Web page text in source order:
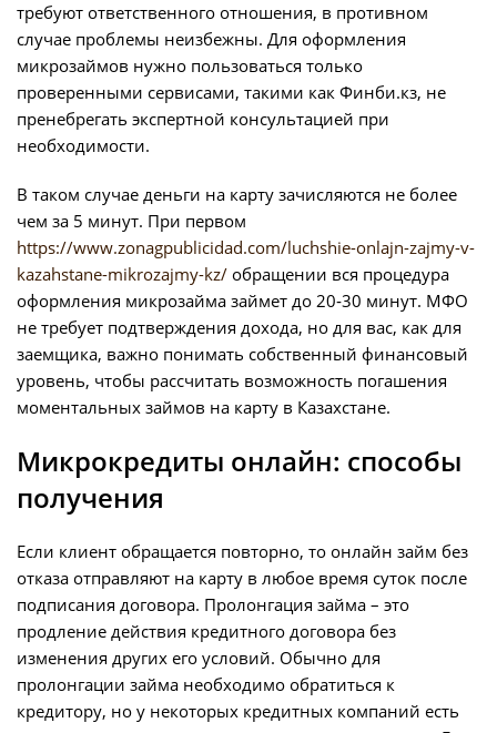
требуют ответственного отношения, в противном
случае проблемы неизбежны. Для оформления
микрозаймов нужно пользоваться только
проверенными сервисами, такими как Финби.кз, не
пренебрегать экспертной консультацией при
необходимости.
В таком случае деньги на карту зачисляются не более
чем за 5 минут. При первом
https://www.zonagpublicidad.com/luchshie-onlajn-zajmy-v-
kazahstane-mikrozajmy-kz/ обращении вся процедура
оформления микрозайма займет до 20‑30 минут. МФО
не требует подтверждения дохода, но для вас, как для
заемщика, важно понимать собственный финансовый
уровень, чтобы рассчитать возможность погашения
моментальных займов на карту в Казахстане.
Микрокредиты онлайн: способы
получения
Если клиент обращается повторно, то онлайн займ без
отказа отправляют на карту в любое время суток после
подписания договора. Пролонгация займа – это
продление действия кредитного договора без
изменения других его условий. Обычно для
пролонгации займа необходимо обратиться к
кредитору, но у некоторых кредитных компаний есть